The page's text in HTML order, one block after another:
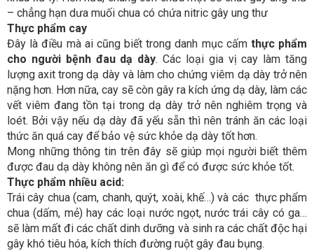
– chẳng hạn dưa muối chua có chứa nitric gây ung thư
Thực phẩm cay
Đây là điều mà ai cũng biết trong danh mục cấm thực phẩm
cho người bệnh đau dạ dày. Các loại gia vị cay làm tăng
lượng axit trong dạ dày và làm cho chứng viêm dạ dày trở nên
nặng hơn. Hơn nữa, cay sẽ còn gây ra kích ứng dạ dày, làm các
vết viêm đang tồn tại trong dạ dày trở nên nghiêm trọng và
loét. Bởi vậy nếu dạ dày đã yếu sẵn thì nên tránh ăn các loại
thức ăn quá cay để bảo vệ sức khỏe dạ dày tốt hơn.
Mong những thông tin trên đây sẽ giúp mọi người biết thêm
được đau dạ dày không nên ăn gì để có được sức khỏe tốt.
Thực phẩm nhiều acid:
Trái cây chua (cam, chanh, quýt, xoài, khế…) và các thực phẩm
chua (dấm, mẻ) hay các loại nước ngọt, nước trái cây có ga…
sẽ làm mất đi các chất dinh dưỡng và sinh ra các chất độc hại
gây khó tiêu hóa, kích thích đường ruột gây đau bụng.